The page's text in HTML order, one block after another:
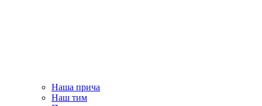
Наша прича
Наш тим